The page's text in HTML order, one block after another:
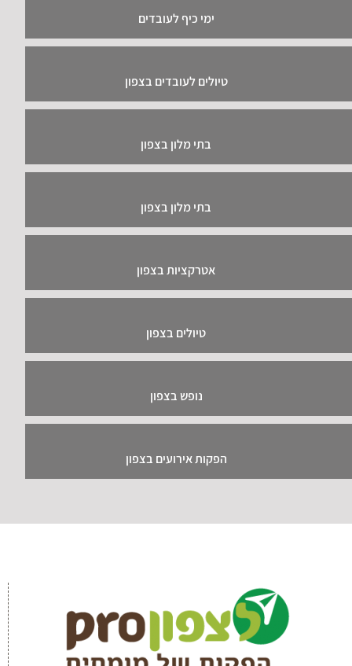
ימי כיף לעובדים
טיולים לעובדים בצפון
בתי מלון בצפון
בתי מלון בצפון
אטרקציות בצפון
טיולים בצפון
נופש בצפון
הפקות אירועים בצפון